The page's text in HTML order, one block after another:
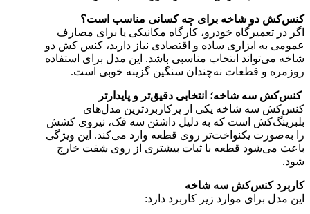
کنس‌کش دو شاخه برای چه کسانی مناسب است؟
اگر در تعمیرگاه خودرو، کارگاه مکانیکی یا برای مصارف
عمومی به ابزاری ساده و اقتصادی نیاز دارید، کنس کش دو
شاخه می‌تواند انتخاب مناسبی باشد. این مدل برای استفاده
روزمره و قطعات نه‌چندان سنگین گزینه خوبی است.
کنس‌کش سه شاخه؛ انتخابی دقیق‌تر و پایدارتر
کنس‌کش سه شاخه یکی از پرکاربردترین مدل‌های
بلبرینگ‌کش است که به دلیل داشتن سه فک، نیروی کشش
را به‌صورت یکنواخت‌تر روی قطعه وارد می‌کند. این ویژگی
باعث می‌شود قطعه با ثبات بیشتری از روی شفت خارج
شود.
کاربرد کنس‌کش سه شاخه
این مدل برای موارد زیر کاربرد دارد: